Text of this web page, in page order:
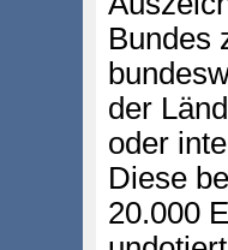
Bundes
der
oder
Diese
20.000